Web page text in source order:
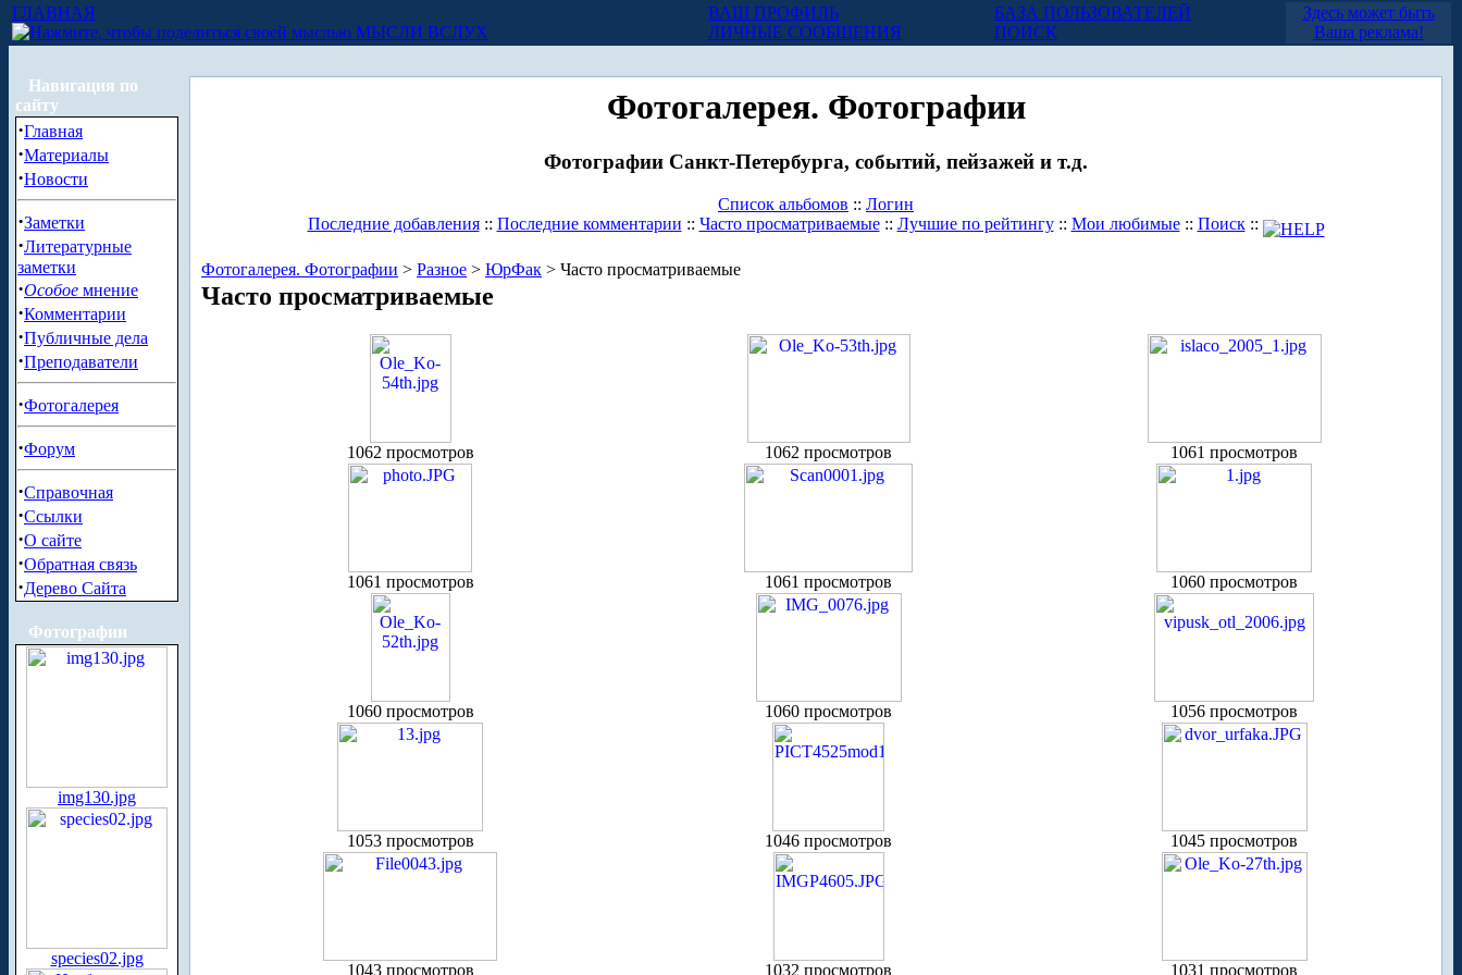
ГЛАВНАЯ
МЫСЛИ ВСЛУХ
ВАШ ПРОФИЛЬ
ЛИЧНЫЕ СООБЩЕНИЯ
БАЗА ПОЛЬЗОВАТЕЛЕЙ
ПОИСК
Здесь может быть
Ваша реклама!
Навигация по
сайту
·Главная
·Материалы
·Новости
·Заметки
·Литературные
заметки
·Особое мнение
·Комментарии
·Публичные дела
·Преподаватели
·Фотогалерея
·Форум
·Справочная
·Ссылки
·О сайте
·Обратная связь
·Дерево Сайта
Фотографии
img130.jpg
species02.jpg
Фотогалерея. Фотографии
Фотографии Санкт-Петербурга, событий, пейзажей и т.д.
Список альбомов :: Логин
Последние добавления:: Последние комментарии :: Часто просматриваемые:: Лучшие по рейтингу:: Мои любимые:: Поиск::
Фотогалерея. Фотографии > Разное > ЮрФак > Часто просматриваемые
Часто просматриваемые
1062 просмотров 1062 просмотров 1061 просмотров
1061 просмотров 1061 просмотров 1060 просмотров
1060 просмотров 1060 просмотров 1056 просмотров
1053 просмотров 1046 просмотров 1045 просмотров
1043 просмотров 1032 просмотров 1031 просмотров